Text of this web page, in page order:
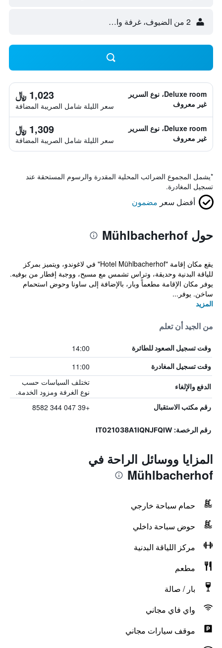
2 من الضيوف، غرفة واحدة
Deluxe room، نوع السرير
غير معروف
1,023 ﷼
سعر الليلة شامل الصريبة المضافة
Deluxe room، نوع السرير
غير معروف
1,309 ﷼
سعر الليلة شامل الصريبة المضافة
*يشمل المجموع الضرائب المحلية المقدرة والرسوم المستحقة عند
تسجيل المغادرة.
أفضل سعر مضمون
حول Mühlbacherhof
يقع مكان إقامة "Hotel Mühlbacherhof" في لاغوندو، ويتميز بمركز
للياقة البدنية وحديقة، وتراس تشمس مع مسبح، ووجبة إفطار من بوفيه.
يوفر مكان الإقامة مطعماً وبار، بالإضافة إلى ساونا وحوض استحمام
ساخن. يوفر...
المزيد
من الجيد أن تعلم
وقت تسجيل الصعود للطائرة 14:00
وقت تسجيل المغادرة 11:00
الدفع والإلغاء
تختلف السياسات حسب
نوع الغرفة ومزود الخدمة.
رقم مكتب الاستقبال +39 047 344 8582
رقم الرخصة: IT021038A1IQNJFQIW
المزايا ووسائل الراحة في
Mühlbacherhof
حمام سباحة خارجي
حوض سباحة داخلي
مركز اللياقة البدنية
مطعم
بار / صالة
واي فاي مجاني
موقف سيارات مجاني